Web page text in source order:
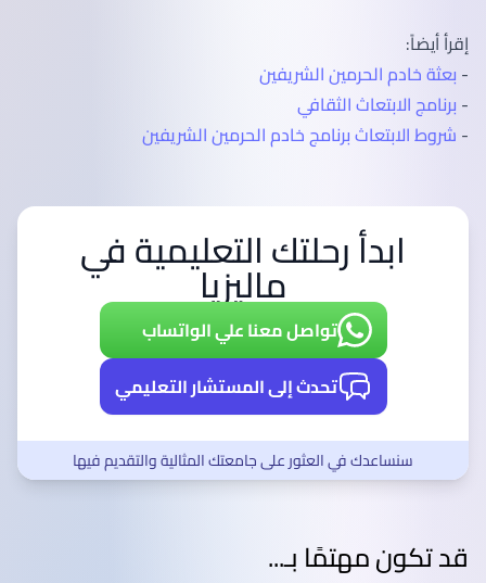
إقرأ أيضاً:
- بعثة خادم الحرمين الشريفين
- برنامج الابتعاث الثقافي
- شروط الابتعاث برنامج خادم الحرمين الشريفين
ابدأ رحلتك التعليمية في
ماليزيا
تواصل معنا علي الواتساب
تحدث إلى المستشار التعليمي
سنساعدك في العثور على جامعتك المثالية والتقديم فيها
قد تكون مهتمًا بـ...